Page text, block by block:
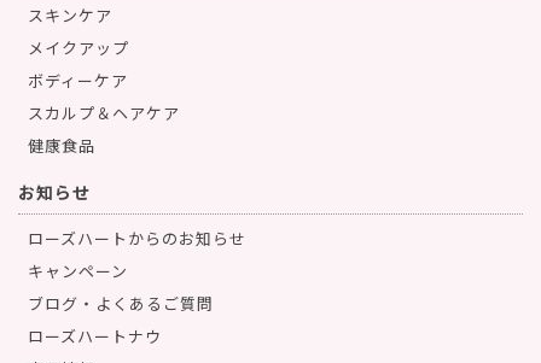
スキンケア
メイクアップ
ボディーケア
スカルプ＆ヘアケア
健康食品
お知らせ
ローズハートからのお知らせ
キャンペーン
ブログ・よくあるご質問
ローズハートナウ